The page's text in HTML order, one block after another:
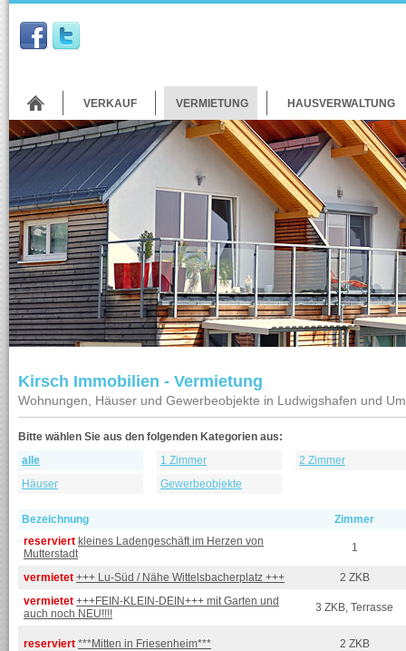
VERKAUF VERMIETUNG HAUSVERWALTUNG
Kirsch Immobilien - Vermietung
Wohnungen, Häuser und Gewerbeobjekte in Ludwigshafen und
Bitte wählen Sie aus den folgenden Kategorien aus:
alle
1 Zimmer
2 Zimmer
Häuser
Gewerbeobjekte
Bezeichnung
Zimmer
reserviert kleines Ladengeschäft im Herzen von
Mutterstadt
1
vermietet +++ Lu-Süd / Nähe Wittelsbacherplatz +++
2 ZKB
vermietet +++FEIN-KLEIN-DEIN+++ mit Garten und
auch noch NEU!!!!
3 ZKB, Terrasse
reserviert ***Mitten in Friesenheim*** 2 ZKB